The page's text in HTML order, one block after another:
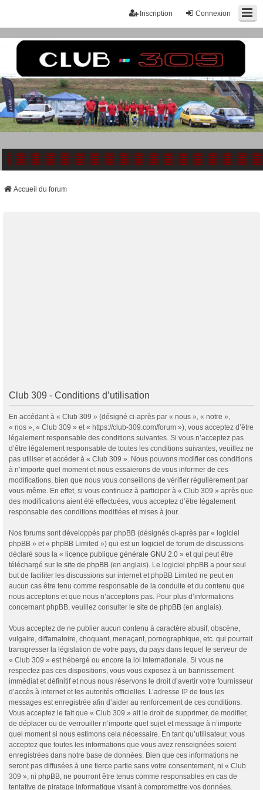
Connexion
Inscription
Accueil du forum
Club 309 - Conditions d’utilisation
En accédant à « Club 309 » (désigné ci-après par « nous », « notre »,
« nos », « Club 309 » et « https://club-309.com/forum »), vous acceptez d’être
légalement responsable des conditions suivantes. Si vous n’acceptez pas
d’être légalement responsable de toutes les conditions suivantes, veuillez ne
pas utiliser et accéder à « Club 309 ». Nous pouvons modifier ces conditions
à n’importe quel moment et nous essaierons de vous informer de ces
modifications, bien que nous vous conseillons de vérifier régulièrement par
vous-même. En effet, si vous continuez à participer à « Club 309 » après que
des modifications aient été effectuées, vous acceptez d’être légalement
responsable des conditions modifiées et mises à jour.
Nos forums sont développés par phpBB (désignés ci-après par « logiciel
phpBB » et « phpBB Limited ») qui est un logiciel de forum de discussions
déclaré sous la « licence publique générale GNU 2.0 » et qui peut être
téléchargé sur le site de phpBB (en anglais). Le logiciel phpBB a pour seul
but de faciliter les discussions sur internet et phpBB Limited ne peut en
aucun cas être tenu comme responsable de la conduite et du contenu que
nous acceptons et que nous n’acceptons pas. Pour plus d’informations
concernant phpBB, veuillez consulter le site de phpBB (en anglais).
Vous acceptez de ne publier aucun contenu à caractère abusif, obscène,
vulgaire, diffamatoire, choquant, menaçant, pornographique, etc. qui pourrait
transgresser la législation de votre pays, du pays dans lequel le serveur de
« Club 309 » est hébergé ou encore la loi internationale. Si vous ne
respectez pas ces dispositions, vous vous exposez à un bannissement
immédiat et définitif et nous nous réservons le droit d’avertir votre fournisseur
d’accès à internet et les autorités officielles. L’adresse IP de tous les
messages est enregistrée afin d’aider au renforcement de ces conditions.
Vous acceptez le fait que « Club 309 » ait le droit de supprimer, de modifier,
de déplacer ou de verrouiller n’importe quel sujet et message à n’importe
quel moment si nous estimons cela nécessaire. En tant qu’utilisateur, vous
acceptez que toutes les informations que vous avez renseignées soient
enregistrées dans notre base de données. Bien que ces informations ne
seront pas diffusées à une tierce partie sans votre consentement, ni « Club
309 », ni phpBB, ne pourront être tenus comme responsables en cas de
tentative de piratage informatique visant à compromettre vos données.